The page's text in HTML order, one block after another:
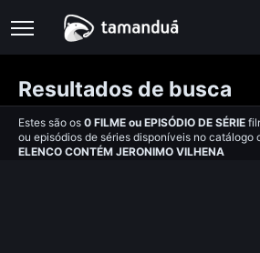
Resultados de busca
Estes são os 0 FILME ou EPISÓDIO DE SÉRIE
ou episódios de séries disponíveis no catálogo
ELENCO CONTÉM JERONIMO VILHENA